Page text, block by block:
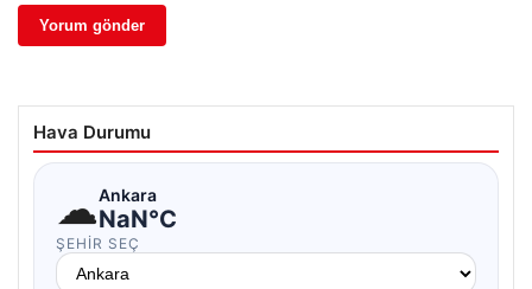
Hava Durumu
☁Ankara
NaN°C
ŞEHIR SEÇ